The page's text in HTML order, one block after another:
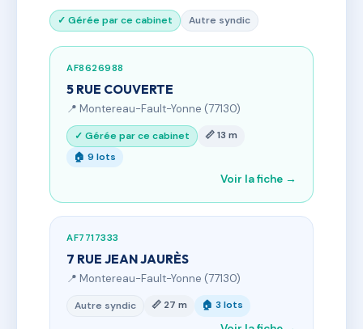
✓ Gérée par ce cabinet Autre syndic
AF8626988
5 RUE COUVERTE
📍 Montereau-Fault-Yonne (77130)
✓ Gérée par ce cabinet
📏 13 m
🏠 9 lots
Voir la fiche →
AF7717333
7 RUE JEAN JAURÈS
📍 Montereau-Fault-Yonne (77130)
Autre syndic 📏 27 m 🏠 3 lots